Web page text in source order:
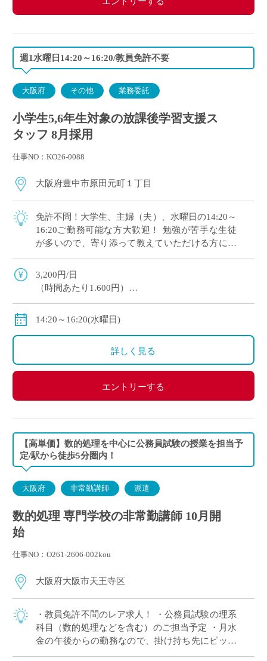
週1水曜日14:20～16:20/教員免許不要
大阪府 その他 業務委託
小学生5,6年生対象の放課後学習支援ス
タッフ 8月採用
仕事NO：KO26-0088
大阪府豊中市原田元町１丁目
免許不問！大学生、主婦（夫）、水曜日の14:20～
16:20ご勤務可能な方大歓迎！ 勉強が苦手な生徒
が多いので、寄り添って教えていただける方にオ
り）※一部マイカー不可の学校あり
3,200円/日
（時間あたり1.600円）
＊業務委託契約の報酬モデルを記載しています。
14:20～16:20(水曜日)
詳しく見る
エントリーする
【高単価】数的処理を中心に公務員試験の授業を担当予
定/駅から徒歩5分圏内！
大阪府 非常勤講師 派遣
数的処理 専門学校の非常勤講師 10月開
始
仕事NO：O261-2606-002kou
大阪府大阪市天王寺区
・教員免許不問のレア求人！ ・公務員試験の理系
科目（数的処理などを含む）のご担当予定 ・月水
金の午後からの勤務なので、掛け持ち先にピッタ